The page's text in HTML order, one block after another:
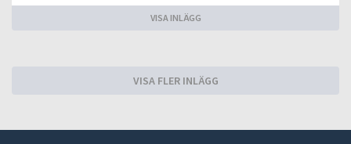
VISA INLÄGG
VISA FLER INLÄGG